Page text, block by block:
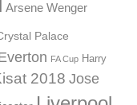
Arsene Wenger
Palace
FA Cup Harry
2018 Jose